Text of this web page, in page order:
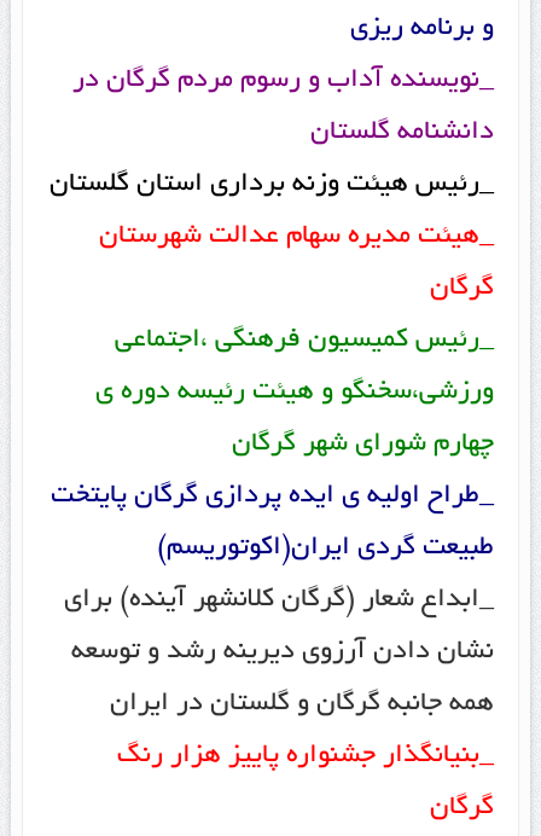
و برنامه ریزی
_نویسنده آداب و رسوم مردم گرگان در
دانشنامه گلستان
_رئیس هیئت وزنه برداری استان گلستان
_هیئت مدیره سهام عدالت شهرستان
گرگان
_رئیس کمیسیون فرهنگی ،اجتماعی
ورزشی،سخنگو و هیئت رئیسه دوره ی
چهارم شورای شهر گرگان
_طراح اولیه ی ایده پردازی گرگان پایتخت
طبیعت گردی ایران(اکوتوریسم)
_ابداع شعار (گرگان کلانشهر آینده) برای
نشان دادن آرزوی دیرینه رشد و توسعه
همه جانبه گرگان و گلستان در ایران
_بنیانگذار جشنواره پاییز هزار رنگ
گرگان